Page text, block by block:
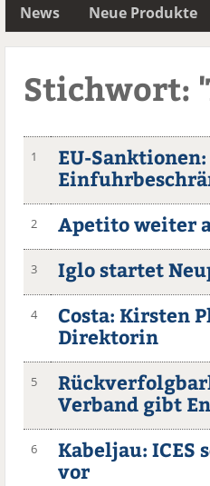
News Neue Produkte
Stichwort:
1
EU-
2 Apetito weiter
3 Iglo startet
4
Costa: Kirsten
Direktorin
5
Verband gibt
6
Kabeljau: ICES
vor